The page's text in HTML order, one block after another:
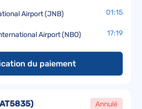
Airport (JNB) 01:15
Airport (NBO) 17:19
du paiement
AT5835) Annulé